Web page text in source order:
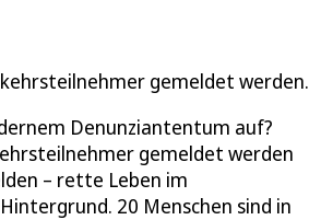
gemeldet werden.
Denunziantentum auf?
gemeldet werden
– rette Leben im
20 Menschen sind in